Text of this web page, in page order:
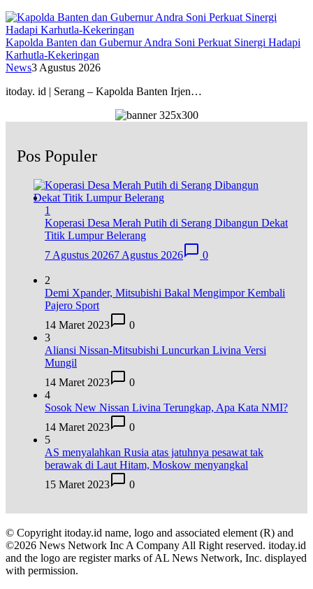
Kapolda Banten dan Gubernur Andra Soni Perkuat Sinergi Hadapi
Karhutla-Kekeringan
News3 Agustus 2026
itoday. id | Serang – Kapolda Banten Irjen…
Pos Populer
1
Koperasi Desa Merah Putih di Serang Dibangun Dekat
Titik Lumpur Belerang
7 Agustus 20267 Agustus 2026 0
2
Demi Xpander, Mitsubishi Bakal Mengimpor Kembali
Pajero Sport
14 Maret 2023
0
3
Aliansi Nissan-Mitsubishi Luncurkan Livina Versi
Mungil
14 Maret 2023
0
4
Sosok New Nissan Livina Terungkap, Apa Kata NMI?
14 Maret 2023
0
5
AS menyalahkan Rusia atas jatuhnya pesawat tak
berawak di Laut Hitam, Moskow menyangkal
15 Maret 2023
0
© Copyright itoday.id name, logo and associated element (R) and
©2026 News Network Inc A Company All Right reserved. itoday.id
and the logo are register marks of AL News Network, Inc. displayed
with permission.